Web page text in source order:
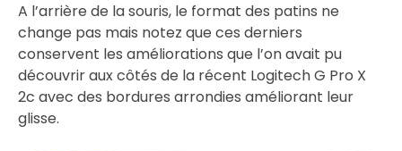
A l’arrière de la souris, le format des patins ne
change pas mais notez que ces derniers
conservent les améliorations que l’on avait pu
découvrir aux côtés de la récent Logitech G Pro X
2c avec des bordures arrondies améliorant leur
glisse.